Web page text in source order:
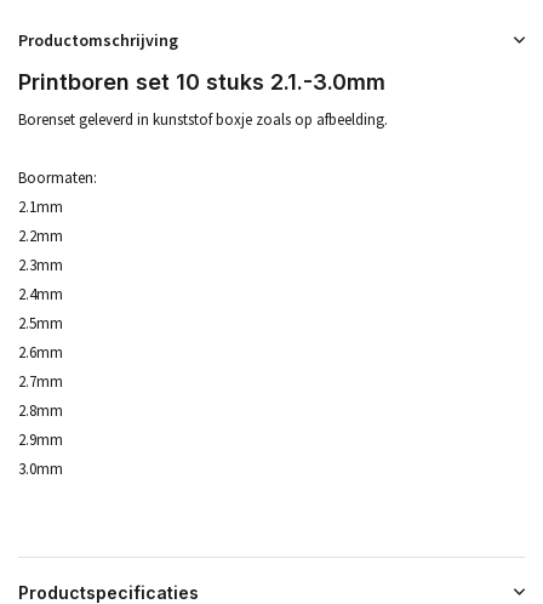
Productomschrijving
Printboren set 10 stuks 2.1.-3.0mm
Borenset geleverd in kunststof boxje zoals op afbeelding.
Boormaten:
2.1mm
2.2mm
2.3mm
2.4mm
2.5mm
2.6mm
2.7mm
2.8mm
2.9mm
3.0mm
Productspecificaties